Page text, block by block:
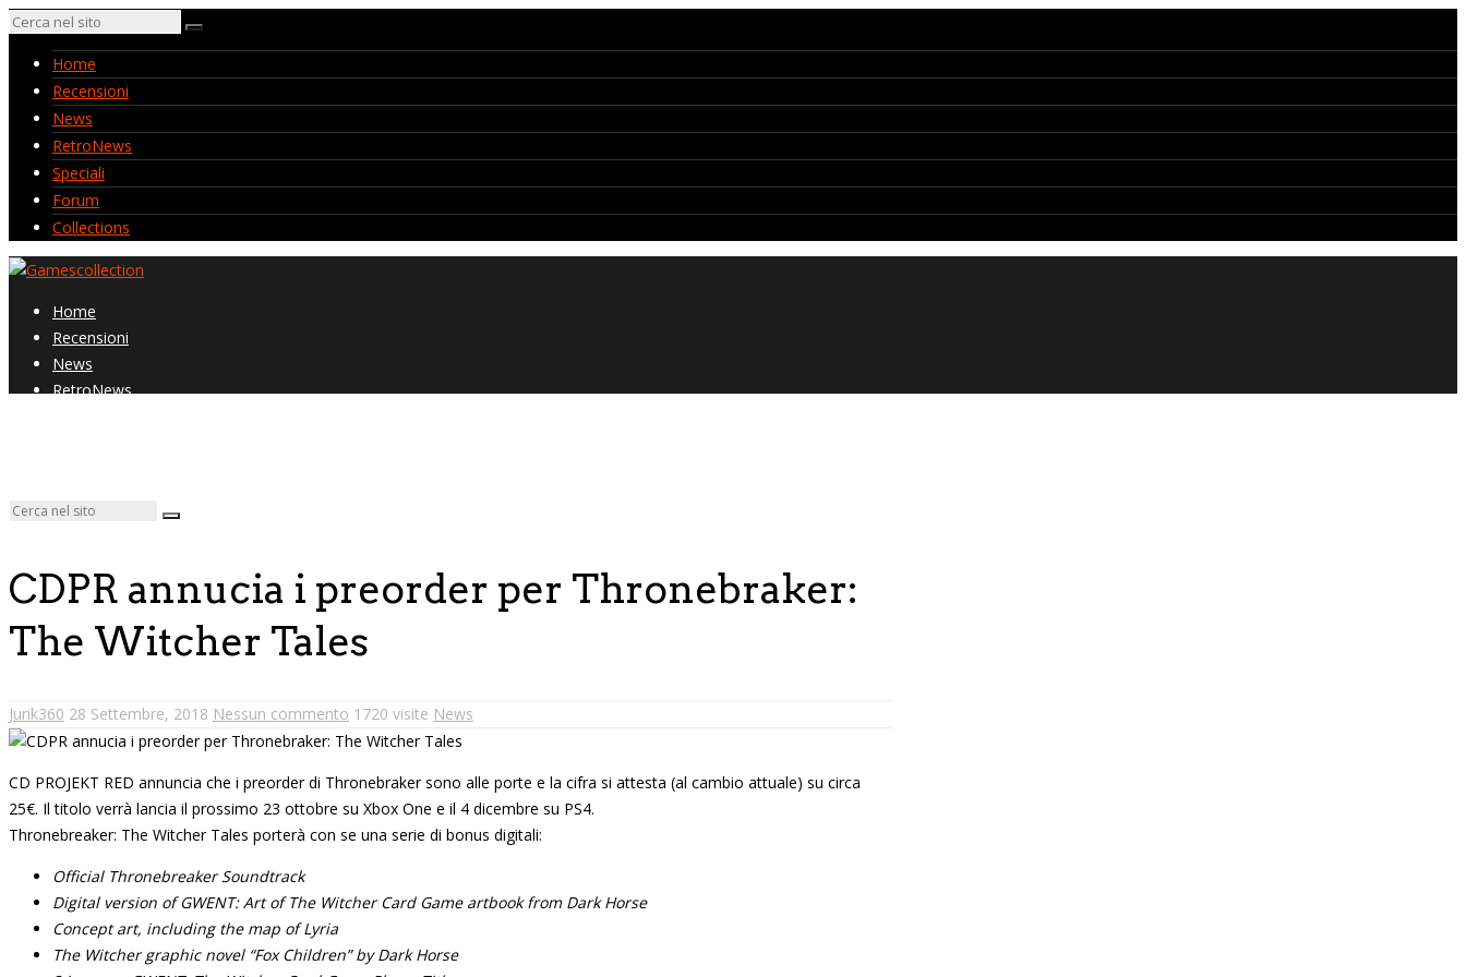
Home
Recensioni
News
RetroNews
Speciali
Forum
Collections
Home
Recensioni
News
RetroNews
CDPR annucia i preorder per Thronebraker:
The Witcher Tales
Jurik360 28 Settembre, 2018 Nessun commento 1720 visite News
CD PROJEKT RED annuncia che i preorder di Thronebraker sono alle porte e la cifra si attesta (al cambio attuale) su circa
25€. Il titolo verrà lancia il prossimo 23 ottobre su Xbox One e il 4 dicembre su PS4.
Thronebreaker: The Witcher Tales porterà con se una serie di bonus digitali:
Official Thronebreaker Soundtrack
Digital version of GWENT: Art of The Witcher Card Game artbook from Dark Horse
Concept art, including the map of Lyria
The Witcher graphic novel “Fox Children” by Dark Horse